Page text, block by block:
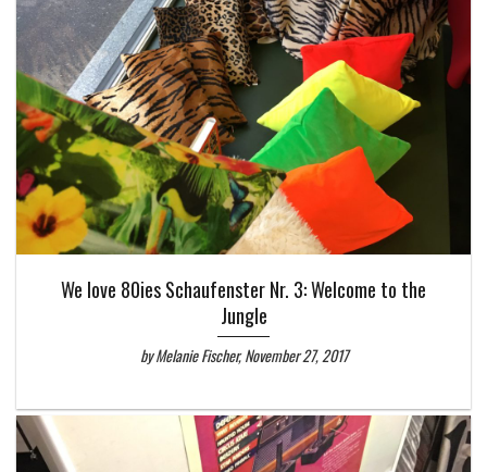
We love 80ies Schaufenster Nr. 3: Welcome to the
Jungle
by Melanie Fischer, November 27, 2017